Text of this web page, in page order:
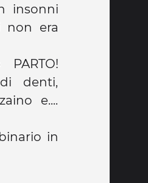
insonni
non era
denti,
e....
in